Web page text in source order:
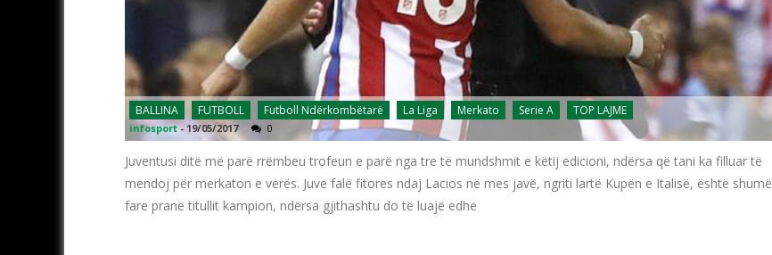
BALLINA FUTBOLL Futboll Ndërkombëtarë La Liga Merkato Serie A TOP LAJME
infosport - 19/05/2017 0
Juventusi ditë më parë rrëmbeu trofeun e parë nga tre të mundshmit e këtij edicioni, ndërsa që tani ka filluar të
mendoj për merkaton e verës. Juve falë fitores ndaj Lacios në mes javë, ngriti lartë Kupën e Italisë, është shumë
fare pranë titullit kampion, ndërsa gjithashtu do të luajë edhe